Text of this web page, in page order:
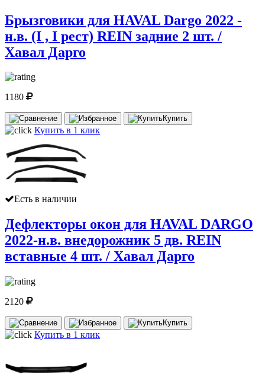
Брызговики для HAVAL Dargo 2022 -
н.в. (I , I рест) REIN задние 2 шт. /
Хавал Дарго
1180
Купить
Купить в 1 клик
Есть в наличии
Дефлекторы окон для HAVAL DARGO
2022-н.в. внедорожник 5 дв. REIN
вставные 4 шт. / Хавал Дарго
2120
Купить
Купить в 1 клик